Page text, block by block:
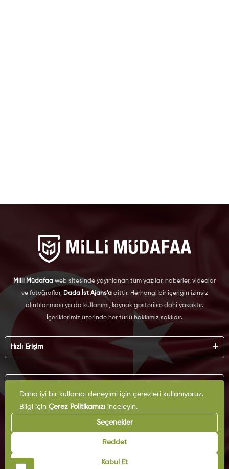
Milli Müdafaa web sitesinde yayınlanan tüm yazılar, haberler, videolar
ve fotoğraflar, Dada İst Ajans'aaittir. Herhangi bir içeriğin izinsiz
alıntılanması ya da kullanımı, kaynak gösterilse dahi yasaktır.
İçeriklerimiz üzerinde her türlü hakkımız saklıdır.
Hızlı Erişim
Künye
Reklam
İş Birliği
Arşiv
İletişim
KVKK
Çerez Politikası
Gizlilik Politikası
Kullanım Şartları
Daha iyi bir kullanıcı deneyimi için çerezleri kullanıyoruz.
Bilgi için Çerez Politikamızıinceleyin.
Seçenekler
Reddet
Kabul Et